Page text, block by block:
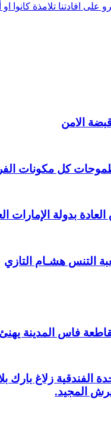
افادتنا تلامذة كانوا او
الامن
كل مكونات
بدولة الإمارات
التنس هشـام التازي
يهنئ صاحب الجلالة
الفندقية زلاغ
المجيد.